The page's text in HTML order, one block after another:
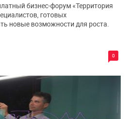
0
бизнес-форум «Территория
готовых
новые возможности для роста.